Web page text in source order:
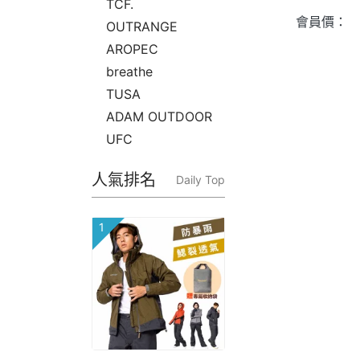
TCF.
OUTRANGE
AROPEC
breathe
TUSA
ADAM OUTDOOR
UFC
人氣排名 Daily Top
1
會員價：